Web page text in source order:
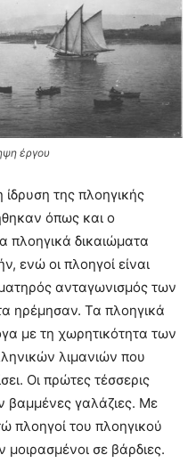
έργου
της πλοηγικής
όπως και ο
πλοηγικά δικαιώματα
ενώ οι πλοηγοί είναι
ανταγωνισμός των
ηρέμησαν. Τα πλοηγικά
με τη χωρητικότητα των
λιμανιών που
Οι πρώτες τέσσερις
βαμμένες γαλάζιες. Με
πλοηγοί του πλοηγικού
σε βάρδιες.